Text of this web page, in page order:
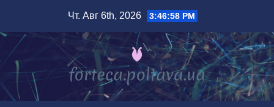
содержимому
Чт. Авг 6th, 2026 3:46:59 PM